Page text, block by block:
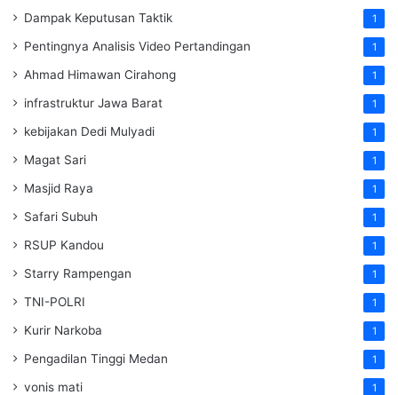
Dampak Keputusan Taktik 1
Pentingnya Analisis Video Pertandingan 1
Ahmad Himawan Cirahong 1
infrastruktur Jawa Barat 1
kebijakan Dedi Mulyadi 1
Magat Sari 1
Masjid Raya 1
Safari Subuh 1
RSUP Kandou 1
Starry Rampengan 1
TNI-POLRI 1
Kurir Narkoba 1
Pengadilan Tinggi Medan 1
vonis mati 1